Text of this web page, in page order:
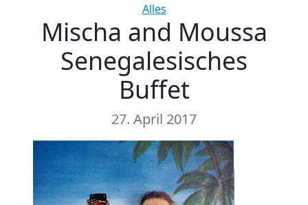
Categories
Alles
Mischa and Moussa
Senegalesisches
Buffet
27. April 2017